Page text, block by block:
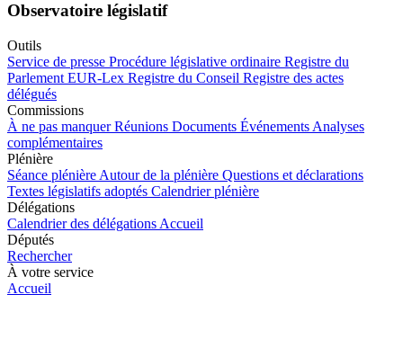
Observatoire législatif
Outils
Service de presse Procédure législative ordinaire Registre du
Parlement EUR-Lex Registre du Conseil Registre des actes
délégués
Commissions
À ne pas manquer Réunions Documents Événements Analyses
complémentaires
Plénière
Séance plénière Autour de la plénière Questions et déclarations
Textes législatifs adoptés Calendrier plénière
Délégations
Calendrier des délégations Accueil
Députés
Rechercher
À votre service
Accueil